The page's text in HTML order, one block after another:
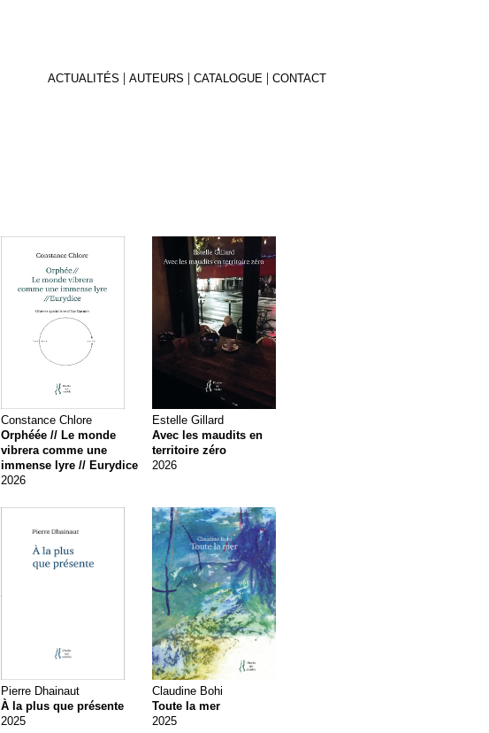
ACTUALITÉS | AUTEURS | CATALOGUE | CONTACT
Constance Chlore
Orphéée // Le monde
vibrera comme une
immense lyre // Eurydice
2026
Estelle Gillard
Avec les maudits en
territoire zéro
2026
Pierre Dhainaut
À la plus que présente
2025
Claudine Bohi
Toute la mer
2025